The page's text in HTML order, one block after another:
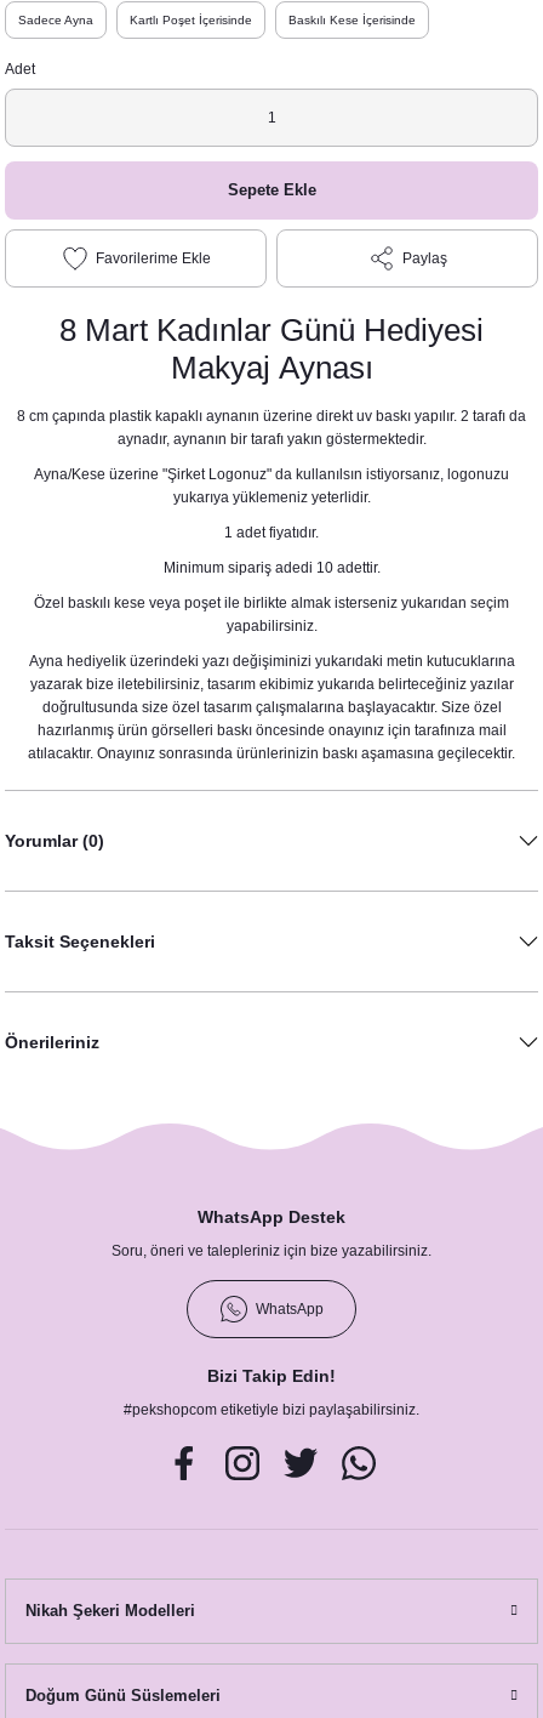
Sadece Ayna Kartlı Poşet İçerisinde Baskılı Kese İçerisinde
Adet
Sepete Ekle
Paylaş
8 Mart Kadınlar Günü Hediyesi
Makyaj Aynası
8 cm çapında plastik kapaklı aynanın üzerine direkt uv baskı yapılır. 2 tarafı da
aynadır, aynanın bir tarafı yakın göstermektedir.
Ayna/Kese üzerine "Şirket Logonuz" da kullanılsın istiyorsanız, logonuzu
yukarıya yüklemeniz yeterlidir.
1 adet fiyatıdır.
Minimum sipariş adedi 10 adettir.
Özel baskılı kese veya poşet ile birlikte almak isterseniz yukarıdan seçim
yapabilirsiniz.
Ayna hediyelik üzerindeki yazı değişiminizi yukarıdaki metin kutucuklarına
yazarak bize iletebilirsiniz, tasarım ekibimiz yukarıda belirteceğiniz yazılar
doğrultusunda size özel tasarım çalışmalarına başlayacaktır. Size özel
hazırlanmış ürün görselleri baskı öncesinde onayınız için tarafınıza mail
atılacaktır. Onayınız sonrasında ürünlerinizin baskı aşamasına geçilecektir.
Yorumlar (0)
Taksit Seçenekleri
Önerileriniz
WhatsApp Destek
Soru, öneri ve talepleriniz için bize yazabilirsiniz.
WhatsApp
Bizi Takip Edin!
#pekshopcom etiketiyle bizi paylaşabilirsiniz.
Nikah Şekeri Modelleri
Doğum Günü Süslemeleri